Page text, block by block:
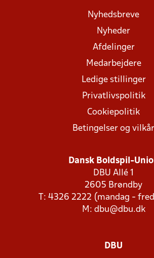
Nyhedsbreve
Nyheder
Afdelinger
Medarbejdere
Ledige stillinger
Privatlivspolitik
Cookiepolitik
Betingelser og vilkår
Dansk Boldspil-
DBU Allé 1
2605 Brøndby
T: 4326 2222 (mandag -
M: dbu@dbu.dk
DBU